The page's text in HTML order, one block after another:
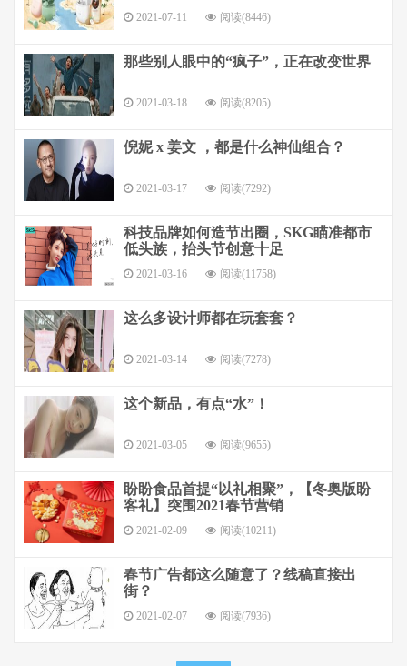
2021-07-11 阅读(8446)
那些别人眼中的“疯子”，正在改变世界
2021-03-18 阅读(8205)
倪妮 x 姜文 ，都是什么神仙组合？
2021-03-17 阅读(7292)
科技品牌如何造节出圈，SKG瞄准都市
低头族，抬头节创意十足
2021-03-16 阅读(11758)
这么多设计师都在玩套套？
2021-03-14 阅读(7278)
这个新品，有点“水”！
2021-03-05 阅读(9655)
盼盼食品首提“以礼相聚”，【冬奥版盼
客礼】突围2021春节营销
2021-02-09 阅读(10211)
春节广告都这么随意了？线稿直接出
街？
2021-02-07 阅读(7936)